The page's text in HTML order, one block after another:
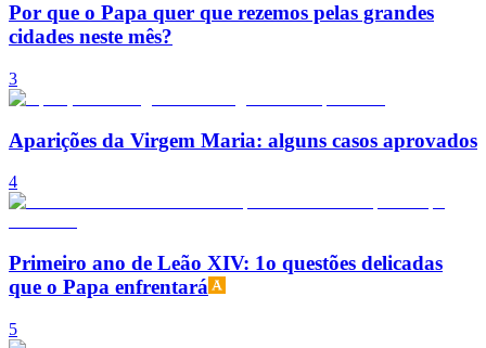
Por que o Papa quer que rezemos pelas grandes
cidades neste mês?
3
Aparições da Virgem Maria: alguns casos aprovados
4
Primeiro ano de Leão XIV: 1o questões delicadas
que o Papa enfrentará
5